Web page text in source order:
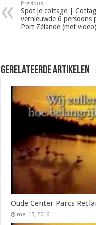
Previous
Spot je cottage |
vernieuwde 6 persoons
Port Zélande (met video)
Gerelateerde Artikelen
Oude Center Parcs
mei 15, 2016